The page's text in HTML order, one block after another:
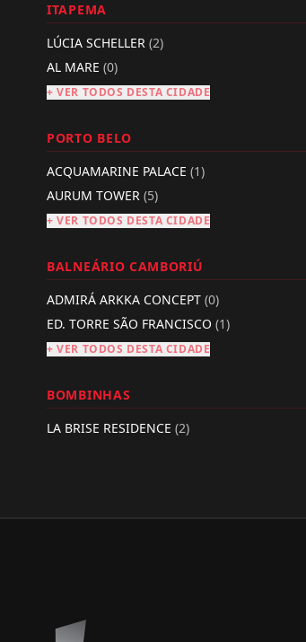
ITAPEMA
LÚCIA SCHELLER (2)
AL MARE (0)
+ VER TODOS DESTA CIDADE
PORTO BELO
ACQUAMARINE PALACE (1)
AURUM TOWER (5)
+ VER TODOS DESTA CIDADE
BALNEÁRIO CAMBORIÚ
ADMIRÁ ARKKA CONCEPT (0)
ED. TORRE SÃO FRANCISCO (1)
+ VER TODOS DESTA CIDADE
BOMBINHAS
LA BRISE RESIDENCE (2)